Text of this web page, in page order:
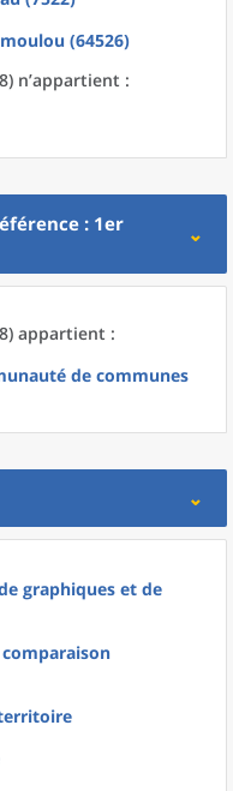
(64526)
n’appartient :
: 1er
appartient :
de communes
graphiques et de